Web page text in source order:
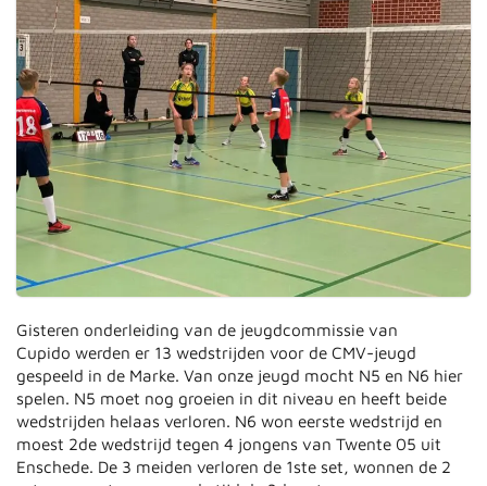
Gisteren onderleiding van de jeugdcommissie van
Cupido werden er 13 wedstrijden voor de CMV-jeugd
gespeeld in de Marke. Van onze jeugd mocht N5 en N6 hier
spelen. N5 moet nog groeien in dit niveau en heeft beide
wedstrijden helaas verloren. N6 won eerste wedstrijd en
moest 2de wedstrijd tegen 4 jongens van Twente 05 uit
Enschede. De 3 meiden verloren de 1ste set, wonnen de 2